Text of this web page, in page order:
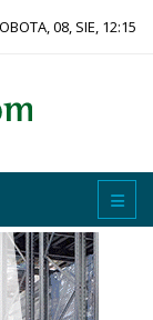
08, SIE, 12:15